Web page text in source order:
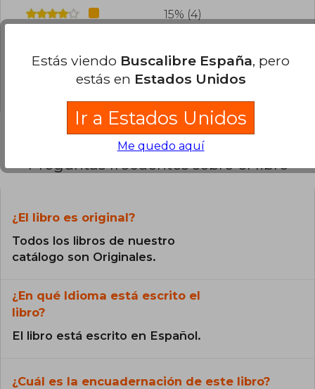
15% (4)
0% (0)
4% (1)
Preguntas frecuentes sobre el libro
¿El libro es original?
Todos los libros de nuestro
catálogo son Originales.
¿En qué Idioma está escrito el
libro?
El libro está escrito en Español.
¿Cuál es la encuadernación de este libro?
Estás viendo Buscalibre España, pero
estás en Estados Unidos
Ir a Estados Unidos
Me quedo aquí